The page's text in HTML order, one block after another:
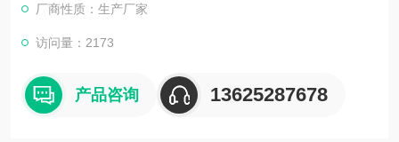
三坐标搬迁、三坐标维修、三坐
厂商性质：生产厂家
访问量：2173
产品咨询 13625287678